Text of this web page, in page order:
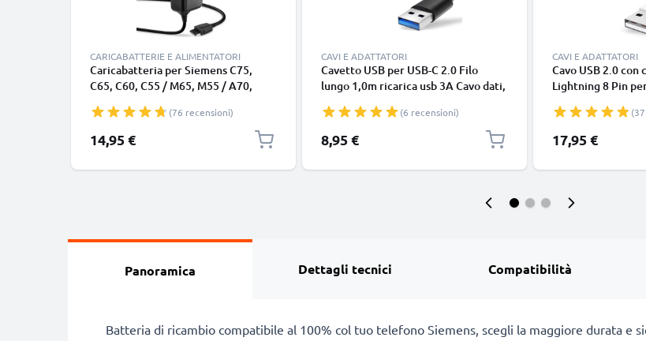
CARICABATTERIE E ALIMENTATORI
Caricabatteria per Siemens C75,
C65, C60, C55 / M65, M55 / A70,
SX1, 2.5W 1A Caricatore 1.5m con
spina europea
(76 recensioni)
14,95 €
CAVI E ADATTATORI
Cavetto USB per USB-C 2.0 Filo
lungo 1,0m ricarica usb 3A Cavo dati,
smartphone (Samsung, Huawei,
Google Pixel), fotocamera Canon,
Panasonic Lumix, Sony connettore
(6 recensioni)
8,95 €
CAVI E ADATTATORI
Cavo USB 2.0
Lightning 8 Pin
SE filo di 1m
in bianco per
17,95 €
Panoramica Dettagli tecnici Compatibilità
Batteria di ricambio compatibile al 100% col tuo telefono Siemens, scegli la maggiore durata e